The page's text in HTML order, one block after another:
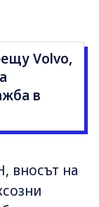
Volvo,
в
вносът на